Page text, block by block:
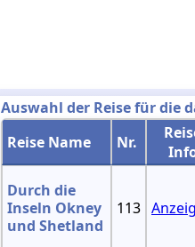
Auswahl der Reise für die
Reise Name
Nr.
Durch die
Inseln Okney
und Shetland
113